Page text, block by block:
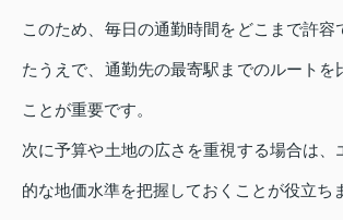
このため、毎日の通勤時間をどこまで許容
たうえで、通勤先の最寄駅までのルートを
ことが重要です。
次に予算や土地の広さを重視する場合は、
的な地価水準を把握しておくことが役立ち